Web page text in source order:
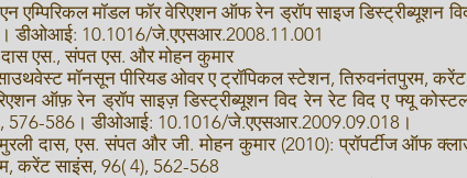
एम्पिरिकल मॉडल फॉर वेरिएशन ऑफ रेन ड्रॉप साइज डिस्ट्रीब्यूशन
डीओआई: 10.1016/जे.एएसआर.2008.11.001
दास एस., संपत एस. और मोहन कुमार
मॉनसून पीरियड ओवर ए ट्रॉपिकल स्टेशन, तिरुवनंतपुरम,
ऑफ़ रेन ड्रॉप साइज़ डिस्ट्रीब्यूशन विद रेन रेट विद ए फ्यू
576-586। डीओआई: 10.1016/जे.एएसआर.2009.09.018।
दास, एस. संपत और जी. मोहन कुमार (2010): प्रॉपर्टीज ऑफ
करेंट साइंस, 96( 4), 562-568